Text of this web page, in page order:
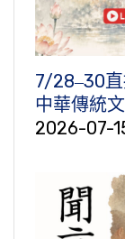
7/28‒30
中華傳統
2026-07-